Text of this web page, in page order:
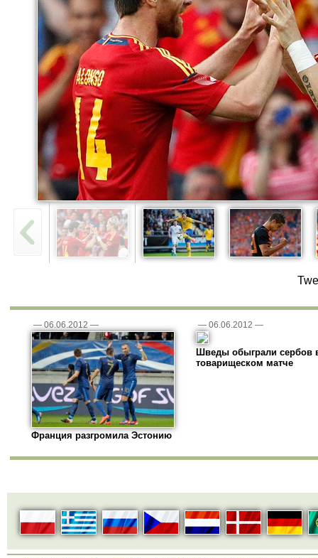
— 06.06.2012 —
Франция разгромила Эстонию
— 06.06.2012 —
Шведы обыграли сербов
товарищеском матче